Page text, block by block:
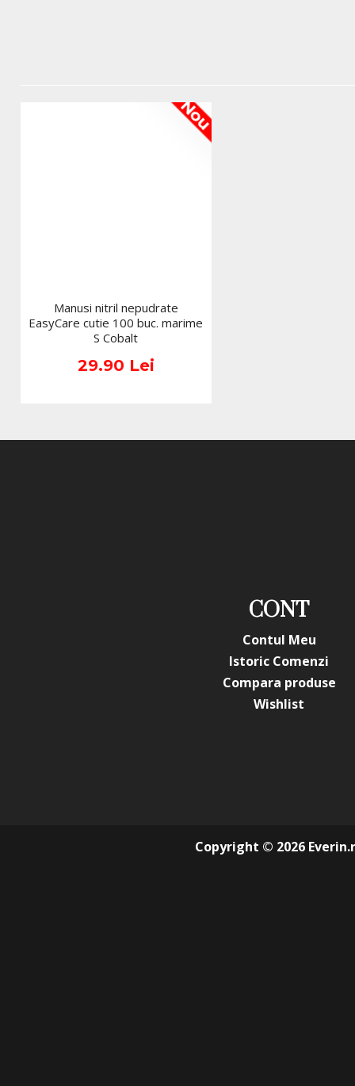
Nou
Manusi nitril nepudrate
EasyCare cutie 100 buc. marime
S Cobalt
29.90 Lei
CONT
Contul Meu
Istoric Comenzi
Compara produse
Wishlist
Copyright © 2026